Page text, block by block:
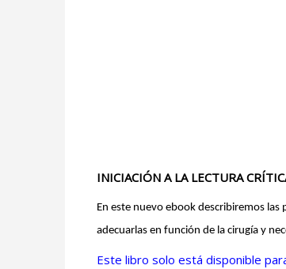
INICIACIÓN A LA LECTURA
En este nuevo ebook describiremos
adecuarlas en función de la cirugía y
Este libro solo está disponible